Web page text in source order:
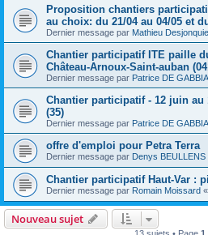
Proposition chantiers
au choix: du 21/04 au 04/05 et
Dernier message par Mathieu
Chantier participatif ITE paille
Château-Arnoux-Saint-auban
Dernier message par Patrice DE GABBIA
Chantier participatif - 12 juin au
(35)
Dernier message par Patrice DE GABBIA
offre d'emploi pour Petra Terra
Dernier message par Denys BEULLENS
Chantier participatif Haut-Var :
Dernier message par Romain Moissard «
Nouveau sujet